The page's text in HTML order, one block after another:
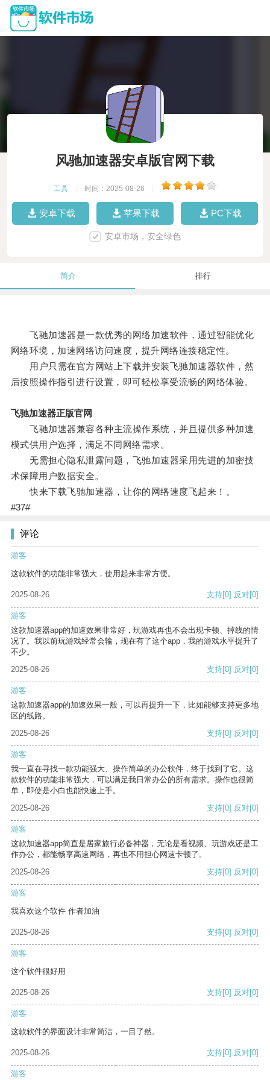
风驰加速器安卓版官网下载
工具 时间：2025-08-26
安卓下载 苹果下载 PC下载
安卓市场，安全绿色
简介 排行
飞驰加速器是一款优秀的网络加速软件，通过智能优化
网络环境，加速网络访问速度，提升网络连接稳定性。
用户只需在官方网站上下载并安装飞驰加速器软件，然
后按照操作指引进行设置，即可轻松享受流畅的网络体验。
飞驰加速器正版官网
飞驰加速器兼容各种主流操作系统，并且提供多种加速
模式供用户选择，满足不同网络需求。
无需担心隐私泄露问题，飞驰加速器采用先进的加密技
术保障用户数据安全。
快来下载飞驰加速器，让你的网络速度飞起来！。
#37#
评论
游客
这款软件的功能非常强大，使用起来非常方便。
2025-08-26 支持[0] 反对[0]
游客
这款加速器app的加速效果非常好，玩游戏再也不会出现卡顿、掉线的情
况了。我以前玩游戏经常会输，现在有了这个app，我的游戏水平提升了
不少。
2025-08-26
支持[0] 反对[0]
游客
这款加速器app的加速效果一般，可以再提升一下，比如能够支持更多地
区的线路。
2025-08-26
支持[0] 反对[0]
游客
我一直在寻找一款功能强大、操作简单的办公软件，终于找到了它。这
款软件的功能非常强大，可以满足我日常办公的所有需求。操作也很简
单，即使是小白也能快速上手。
2025-08-26
支持[0] 反对[0]
游客
这款加速器app简直是居家旅行必备神器，无论是看视频、玩游戏还是工
作办公，都能畅享高速网络，再也不用担心网速卡顿了。
2025-08-26
支持[0] 反对[0]
游客
我喜欢这个软件 作者加油
2025-08-26 支持[0] 反对[0]
游客
这个软件很好用
2025-08-26 支持[0] 反对[0]
游客
这款软件的界面设计非常简洁，一目了然。
2025-08-26 支持[0] 反对[0]
游客